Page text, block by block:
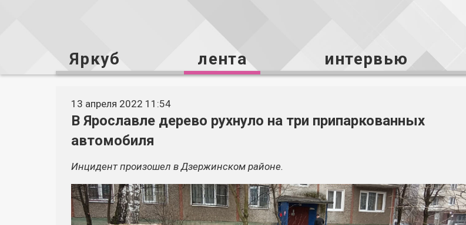
Яркуб лента интервью
13 апреля 2022 11:54
В Ярославле дерево рухнуло на три припаркованных
автомобиля
Инцидент произошел в Дзержинском районе.